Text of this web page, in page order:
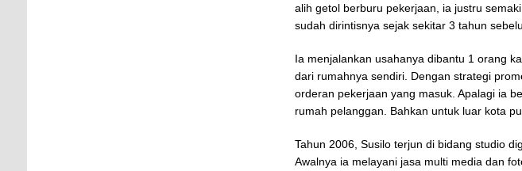
alih getol berburu pekerjaan, ia justru
sudah dirintisnya sejak sekitar 3 tahun
Ia menjalankan usahanya dibantu 1 orang
dari rumahnya sendiri. Dengan strategi
orderan pekerjaan yang masuk. Apalagi ia
rumah pelanggan. Bahkan untuk luar kota
Tahun 2006, Susilo terjun di bidang studio
Awalnya ia melayani jasa multi media dan